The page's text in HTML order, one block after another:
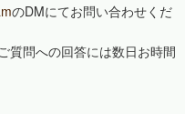
のDMにてお問い合わせくだ
質問への回答には数日お時間